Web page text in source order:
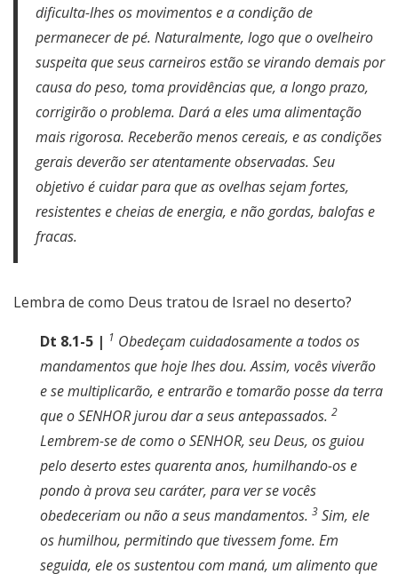
dificulta-lhes os movimentos e a condição de
permanecer de pé. Naturalmente, logo que o ovelheiro
suspeita que seus carneiros estão se virando demais por
causa do peso, toma providências que, a longo prazo,
corrigirão o problema. Dará a eles uma alimentação
mais rigorosa. Receberão menos cereais, e as condições
gerais deverão ser atentamente observadas. Seu
objetivo é cuidar para que as ovelhas sejam fortes,
resistentes e cheias de energia, e não gordas, balofas e
fracas.
Lembra de como Deus tratou de Israel no deserto?
Dt 8.1-5 | 1 Obedeçam cuidadosamente a todos os
mandamentos que hoje lhes dou. Assim, vocês viverão
e se multiplicarão, e entrarão e tomarão posse da terra
que o SENHOR jurou dar a seus antepassados. 2
Lembrem-se de como o SENHOR, seu Deus, os guiou
pelo deserto estes quarenta anos, humilhando-os e
pondo à prova seu caráter, para ver se vocês
obedeceriam ou não a seus mandamentos. 3 Sim, ele
os humilhou, permitindo que tivessem fome. Em
seguida, ele os sustentou com maná, um alimento que